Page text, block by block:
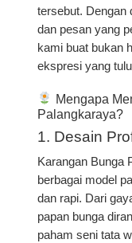
tersebut. Dengan
dan pesan yang
kami buat bukan
ekspresi yang
Mengapa
Palangkaraya?
1. Desain
Karangan Bunga
berbagai model
dan rapi. Dari
papan bunga
paham seni tata